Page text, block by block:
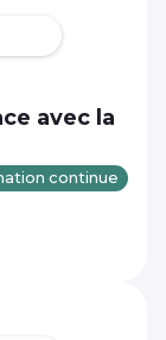
avec la
continue